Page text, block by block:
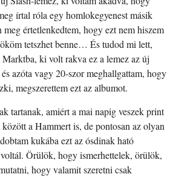
írtal róla egy homlokegyenest másik
meg értetlenkedtem, hogy ezt nem hiszem
tetszhet benne… És tudod mi lett,
ki volt rakva ez a lemez az új
azóta vagy 20-szor meghallgattam, hogy
megszerettem ezt az albumot.
tartanak, amiért a mai napig veszek print
a Hammert is, de pontosan az olyan
kukába ezt az ósdinak ható
Örülök, hogy ismerhettelek, örülök,
hogy valamit szeretni csak